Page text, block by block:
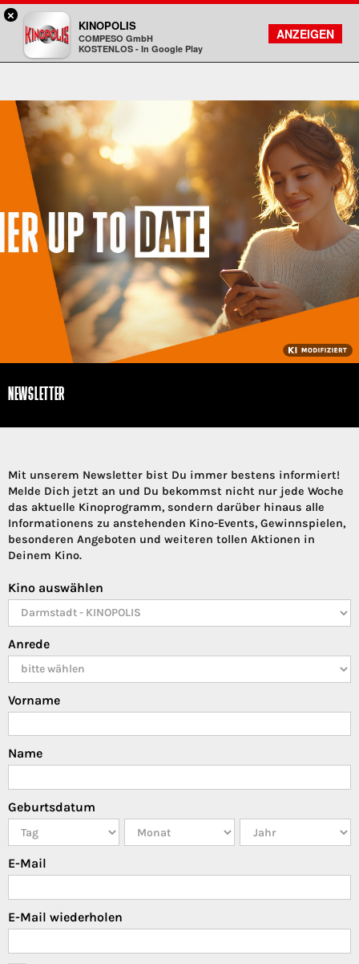
Kinopolis
FILMSUCHE
KONTO
NEWSLETTER
Mit unserem Newsletter bist Du immer bestens informiert!
Melde Dich jetzt an und Du bekommst nicht nur jede Woche
das aktuelle Kinoprogramm, sondern darüber hinaus alle
Informationens zu anstehenden Kino-Events, Gewinnspielen,
besonderen Angeboten und weiteren tollen Aktionen in
Deinem Kino.
Kino auswählen
Anrede
Vorname
Name
Geburtsdatum
E-Mail
E-Mail wiederholen
×
KINOPOLIS
COMPESO GmbH
KOSTENLOS - In Google Play
ANZEIGEN